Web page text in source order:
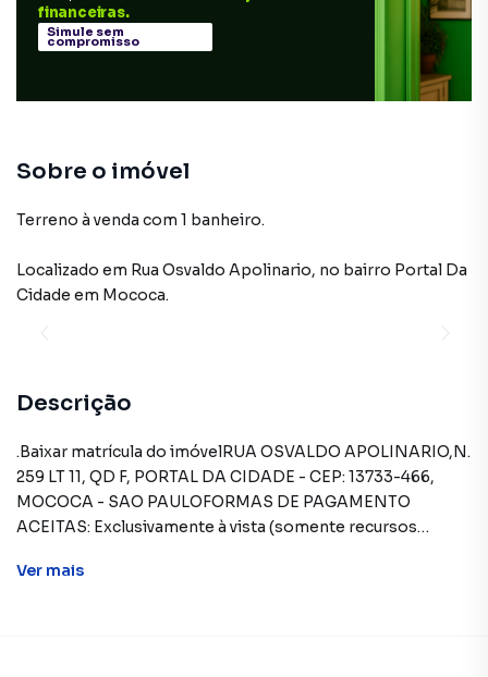
financeiras.
Simule sem
compromisso
Sobre o imóvel
Terreno à venda com 1 banheiro.
Localizado em Rua Osvaldo Apolinario, no bairro Portal Da
Cidade em Mococa.
Descrição
.Baixar matrícula do imóvelRUA OSVALDO APOLINARIO,N.
259 LT 11, QD F, PORTAL DA CIDADE - CEP: 13733-466,
MOCOCA - SAO PAULOFORMAS DE PAGAMENTO
ACEITAS: Exclusivamente à vista (somente recursos
(caso existam): Condomínio: Sob responsabilidade do
Ver mais